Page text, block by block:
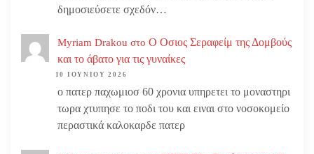
δημοσιεύσετε σχεδόν…
Myriam Drakou στο Ο Οσιος Σεραφείμ της Δομβούς
και το άβατο για τις γυναίκες
10 ΙΟΥΝΊΟΥ 2026
ο πατερ παχωμιοσ 60 χρονια υπηρετει το μοναστηρι
τωρα χτυπησε το ποδι του και ειναι στο νοσοκομείο
περαστικά καλοκαρδε πατερ